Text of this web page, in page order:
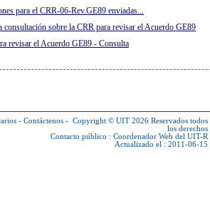
para el CRR-06-Rev.GE89 enviadas...
consultación sobre la CRR para revisar el Acuerdo GE89
revisar el Acuerdo GE89 - Consulta
- Contáctenos - Copyright © UIT 2026 Reservados todos
los derechos
Contacto público : Coordenador Web del UIT-R
Actualizado el : 2011-06-15